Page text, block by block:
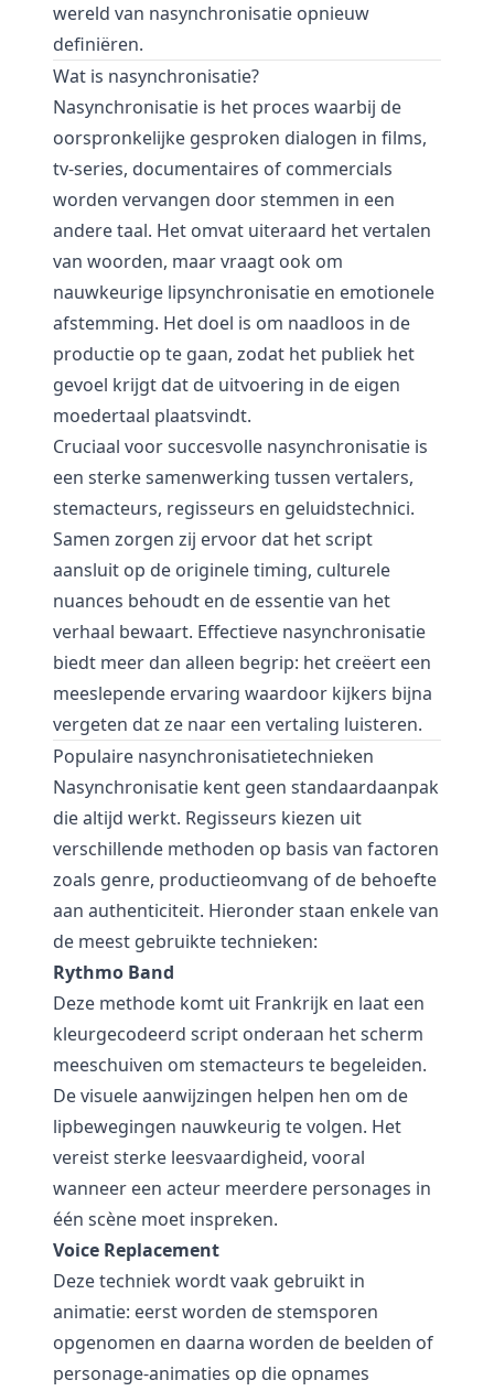
wereld van nasynchronisatie opnieuw
definiëren.
Wat is nasynchronisatie?
Nasynchronisatie is het proces waarbij de
oorspronkelijke gesproken dialogen in films,
tv-series, documentaires of commercials
worden vervangen door stemmen in een
andere taal. Het omvat uiteraard het vertalen
van woorden, maar vraagt ook om
nauwkeurige lipsynchronisatie en emotionele
afstemming. Het doel is om naadloos in de
productie op te gaan, zodat het publiek het
gevoel krijgt dat de uitvoering in de eigen
moedertaal plaatsvindt.
Cruciaal voor succesvolle nasynchronisatie is
een sterke samenwerking tussen vertalers,
stemacteurs, regisseurs en geluidstechnici.
Samen zorgen zij ervoor dat het script
aansluit op de originele timing, culturele
nuances behoudt en de essentie van het
verhaal bewaart. Effectieve nasynchronisatie
biedt meer dan alleen begrip: het creëert een
meeslepende ervaring waardoor kijkers bijna
vergeten dat ze naar een vertaling luisteren.
Populaire nasynchronisatietechnieken
Nasynchronisatie kent geen standaardaanpak
die altijd werkt. Regisseurs kiezen uit
verschillende methoden op basis van factoren
zoals genre, productieomvang of de behoefte
aan authenticiteit. Hieronder staan enkele van
de meest gebruikte technieken:
Rythmo Band
Deze methode komt uit Frankrijk en laat een
kleurgecodeerd script onderaan het scherm
meeschuiven om stemacteurs te begeleiden.
De visuele aanwijzingen helpen hen om de
lipbewegingen nauwkeurig te volgen. Het
vereist sterke leesvaardigheid, vooral
wanneer een acteur meerdere personages in
één scène moet inspreken.
Voice Replacement
Deze techniek wordt vaak gebruikt in
animatie: eerst worden de stemsporen
opgenomen en daarna worden de beelden of
personage-animaties op die opnames